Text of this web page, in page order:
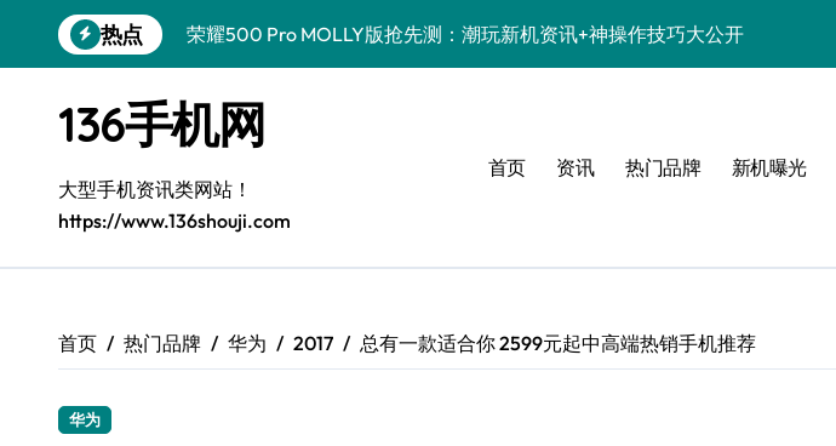
到
热点
荣耀500 Pro MOLLY版抢先测：潮玩新机资讯+神操作技巧大公开
OPPO Find X9 Pro深度揭秘：亮点全解析+超实用技巧攻略
vivo S50 Pro mini来袭！小屏旗舰亮点一网打尽速看
REDMI K90深度揭秘：性能影像续航，亮点配置全曝光！
华为nova 15 Ultra新功能解锁，速览优惠别错过！
三星W26重磅来袭！速览资讯，解锁智能科技新魅力！
136手机网
大型手机资讯类网站！
https://www.136shouji.com
首页 资讯 热门品牌 新机曝光
首页 热门品牌 华为 2017 总有一款适合你 2599元起中高端热销手机推荐
华为